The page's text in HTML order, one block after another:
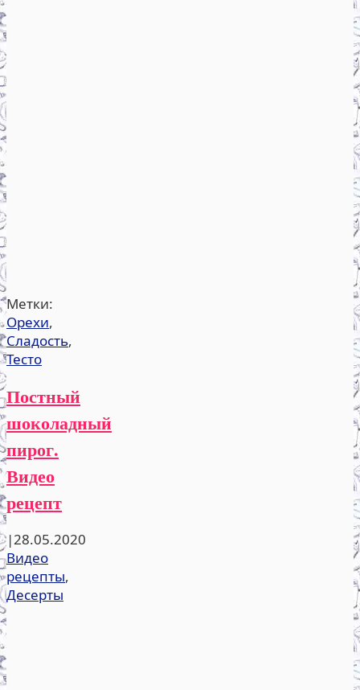
Метки:
Орехи,
Сладость,
Тесто
Постный
шоколадный
пирог.
Видео
рецепт
|28.05.2020
Видео
рецепты,
Десерты